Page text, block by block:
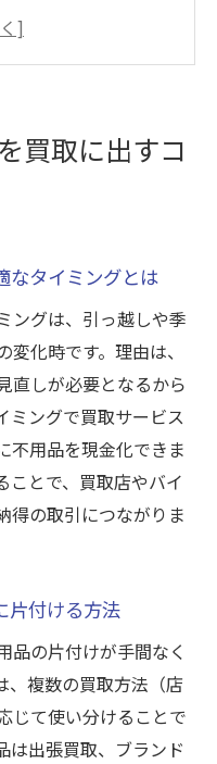
ーズに片付ける方
者の選び方
ー選びのコツ
見極めるポイント
ー比較の重要性
評判を活用しよう
との交渉術
度を高める方法
ための注意点
前に確認すべき点
大化するコツ
を知っておこう
の注意事項まとめ
ド品の保管方法
を目指そう
買取に出すコ
なタイミングとは
ングは、引っ越しや季
化時です。理由は、
直しが必要となるから
ミングで買取サービス
不用品を現金化できま
ことで、買取店やバイ
得の取引につながりま
片付ける方法
品の片付けが手間なく
、複数の買取方法（店
じて使い分けることで
は出張買取、ブランド